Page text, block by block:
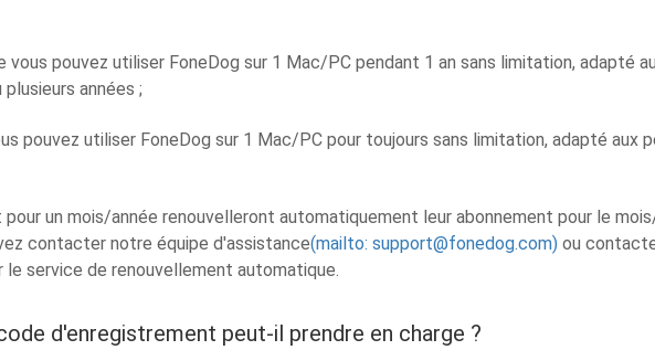
vous pouvez utiliser FoneDog sur 1 Mac/PC pendant 1 an sans limitation, adapté
années ;
pouvez utiliser FoneDog sur 1 Mac/PC pour toujours sans limitation, adapté aux
un mois/année renouvelleront automatiquement leur abonnement pour le
contacter notre équipe d'assistance(mailto: support@fonedog.com) ou
le service de renouvellement automatique.
d'enregistrement peut-il prendre en charge ?